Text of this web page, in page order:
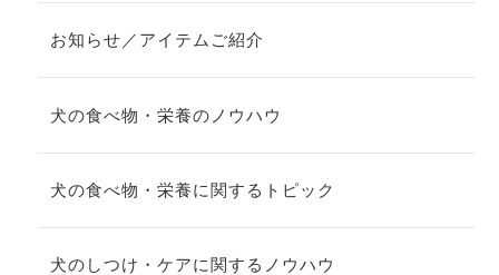
お知らせ／アイテムご紹介
犬の食べ物・栄養のノウハウ
犬の食べ物・栄養に関するトピック
犬のしつけ・ケアに関するノウハウ